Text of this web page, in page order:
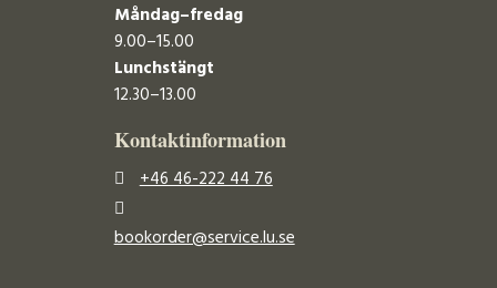
Måndag–fredag
9.00–15.00
Lunchstängt
12.30–13.00
Kontaktinformation
+46 46-222 44 76
bookorder@service.lu.se